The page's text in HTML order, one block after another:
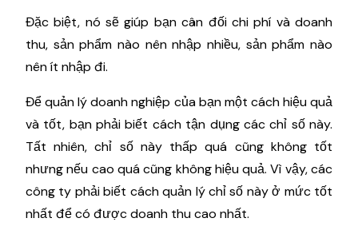
Đặc biệt, nó sẽ giúp bạn cân đối chi phí và doanh
thu, sản phẩm nào nên nhập nhiều, sản phẩm nào
nên ít nhập đi.
Để quản lý doanh nghiệp của bạn một cách hiệu quả
và tốt, bạn phải biết cách tận dụng các chỉ số này.
Tất nhiên, chỉ số này thấp quá cũng không tốt
nhưng nếu cao quá cũng không hiệu quả. Vì vậy, các
công ty phải biết cách quản lý chỉ số này ở mức tốt
nhất để có được doanh thu cao nhất.